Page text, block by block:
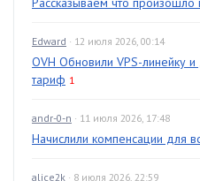
Edward · 12 июля 2026, 00:14
OVH Обновили VPS-линейку
тариф 1
andr-0-n · 11 июля 2026, 17:48
Начислили компенсации для
alice2k · 8 июля 2026, 22:59